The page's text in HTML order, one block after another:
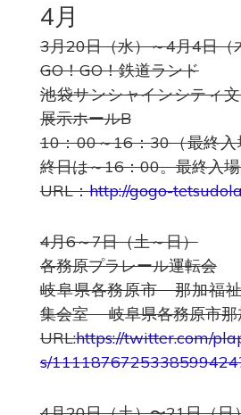
4月
3月20日（水）～4月4日（
GO！GO！鉄道ランド
池袋サンシャインシティ
展示ホールB
10：00～16：30（最終
終日は～16：00。最終入
URL：http://gogo-
4月6～7日（土～日）
各務原プラレール運転会
岐阜県各務原市 那加福
集会室 岐阜県各務原市那
URL:https://twitter.com/
s/